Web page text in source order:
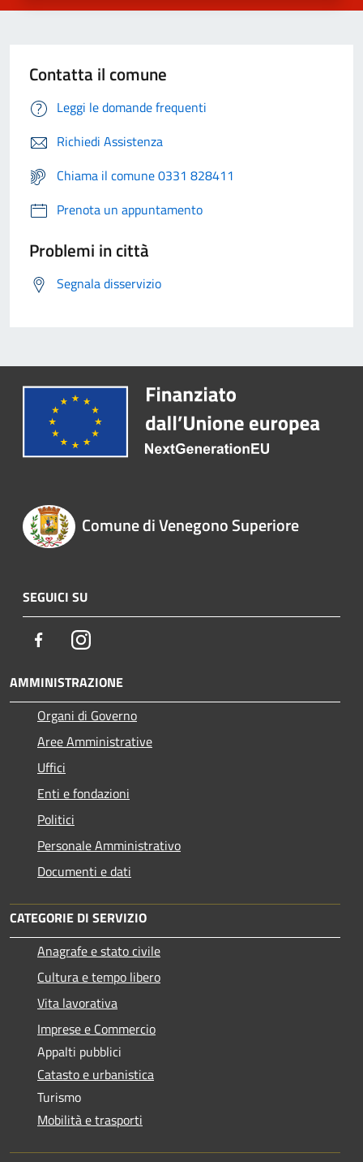
Contatta il comune
Leggi le domande frequenti
Richiedi Assistenza
Chiama il comune 0331 828411
Prenota un appuntamento
Problemi in città
Segnala disservizio
Comune di Venegono Superiore
SEGUICI SU
FacebookInstagram
AMMINISTRAZIONE
Organi di Governo
Aree Amministrative
Uffici
Enti e fondazioni
Politici
Personale Amministrativo
Documenti e dati
CATEGORIE DI SERVIZIO
Anagrafe e stato civile
Cultura e tempo libero
Vita lavorativa
Imprese e Commercio
Appalti pubblici
Catasto e urbanistica
Turismo
Mobilità e trasporti